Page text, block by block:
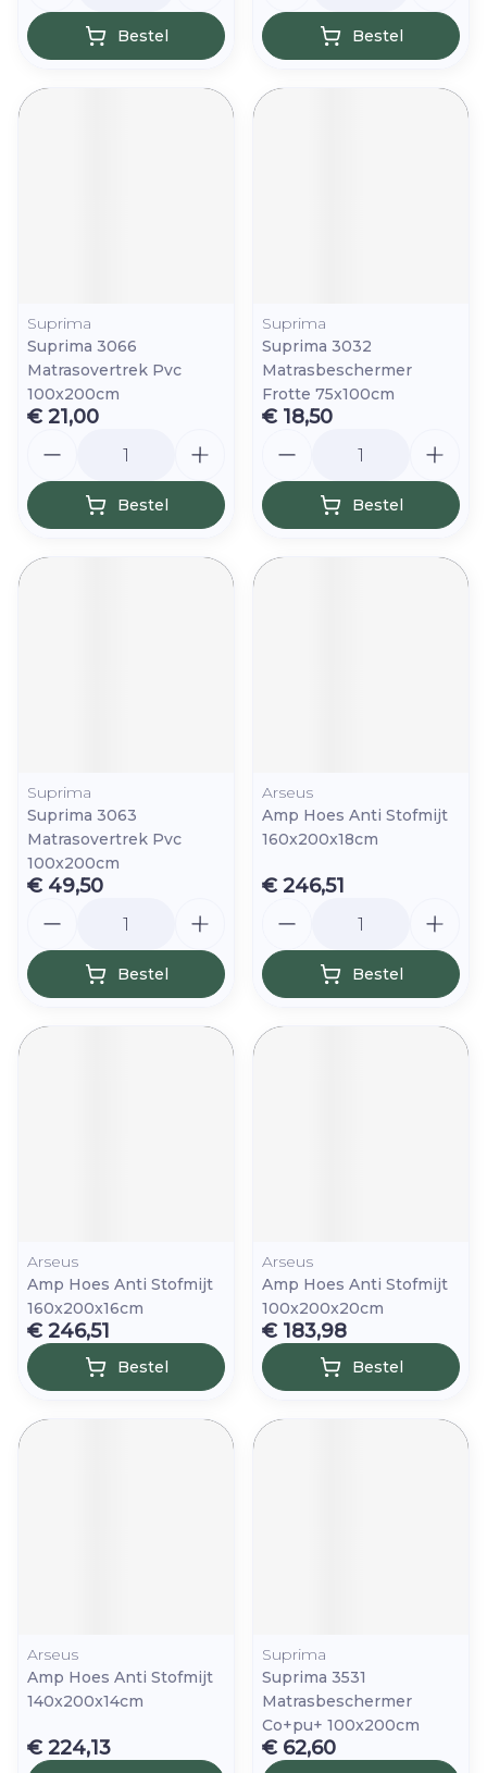
Bestel Bestel
Suprima
Suprima 3066
Matrasovertrek Pvc
100x200cm
€ 21,00
Bestel
Suprima
Suprima 3032
Matrasbeschermer
Frotte 75x100cm
€ 18,50
Bestel
Suprima
Suprima 3063
Matrasovertrek Pvc
100x200cm
€ 49,50
Bestel
Arseus
Amp Hoes Anti Stofmijt
160x200x18cm
€ 246,51
Bestel
Arseus
Amp Hoes Anti Stofmijt
160x200x16cm
€ 246,51
Bestel
Arseus
Amp Hoes Anti Stofmijt
100x200x20cm
€ 183,98
Bestel
Arseus
Amp Hoes Anti Stofmijt
140x200x14cm
€ 224,13
Suprima
Suprima 3531
Matrasbeschermer
Co+pu+ 100x200cm
€ 62,60